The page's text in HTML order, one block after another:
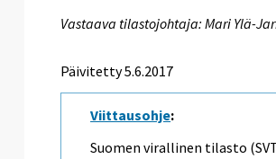
Vastaava tilastojohtaja: Mari Ylä-
Päivitetty 5.6.2017
Viittausohje:
Suomen virallinen tilasto